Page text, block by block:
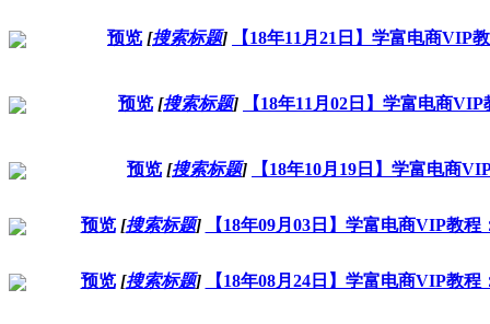
预览 [搜索标题] 【18年11月21日】学富电商VIP
预览 [搜索标题] 【18年11月02日】学富电商
预览 [搜索标题] 【18年10月19日】学富电商
预览 [搜索标题] 【18年09月03日】学富电商VIP教
预览 [搜索标题] 【18年08月24日】学富电商VIP教